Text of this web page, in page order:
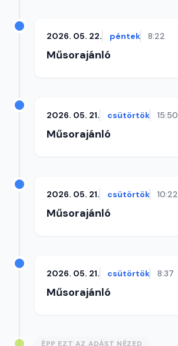
2026. 05. 22. péntek 8:22
Műsorajánló
2026. 05. 21. csütörtök 15:50
Műsorajánló
2026. 05. 21. csütörtök 10:22
Műsorajánló
2026. 05. 21. csütörtök 8:37
Műsorajánló
ÉPP EZT AZ ADÁST NÉZED